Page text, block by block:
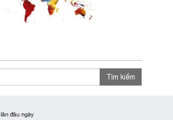
Tìm kiếm
đầu ngày